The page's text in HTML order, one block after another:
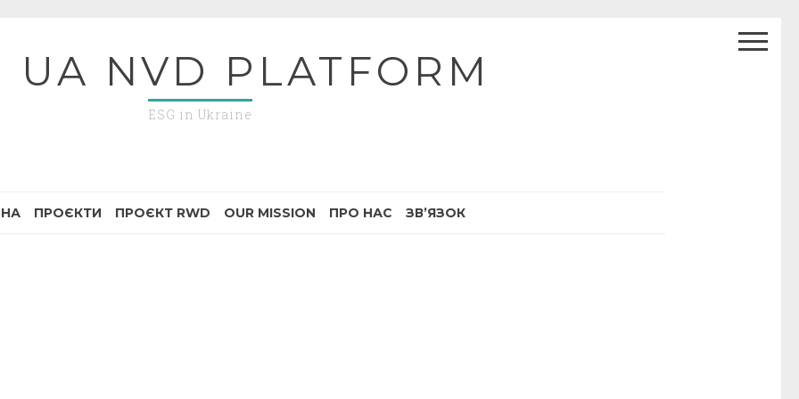
UA NVD PLATFORM
ESG in Ukraine
ПРОЄКТИ ПРОЄКТ RWD OUR MISSION ПРО НАС ЗВ’ЯЗОК